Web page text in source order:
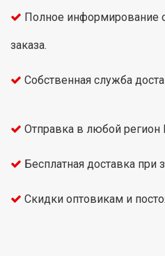
Полное информирование
заказа.
Собственная служба
Отправка в любой регион
Бесплатная доставка при
Скидки оптовикам и